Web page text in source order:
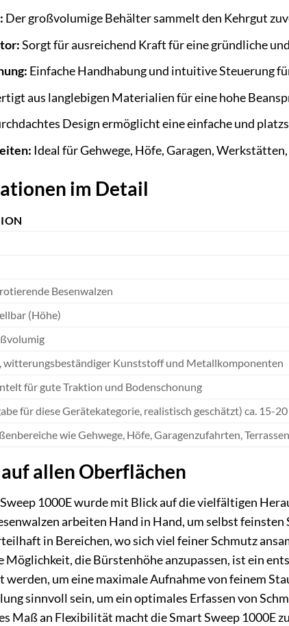
Der großvolumige Behälter sammelt den Kehrgut
Sorgt für ausreichend Kraft für eine gründliche
Einfache Handhabung und intuitive Steuerung
aus langlebigen Materialien für eine hohe
Design ermöglicht eine einfache und
Ideal für Gehwege, Höfe, Garagen,
im Detail
Besenwalzen
(Höhe)
witterungsbeständiger Kunststoff und Metallkomponenten
für gute Traktion und Bodenschonung
für diese Gerätekategorie, realistisch geschätzt) ca. 15-
wie Gehwege, Höfe, Garagenzufahrten,
allen Oberflächen
1000E wurde mit Blick auf die vielfältigen
arbeiten Hand in Hand, um selbst
in Bereichen, wo sich viel feiner Schmutz
die Bürstenhöhe anzupassen, ist ein
um eine maximale Aufnahme von feinem
sinnvoll sein, um ein optimales Erfassen von
Maß an Flexibilität macht die Smart Sweep 1000E